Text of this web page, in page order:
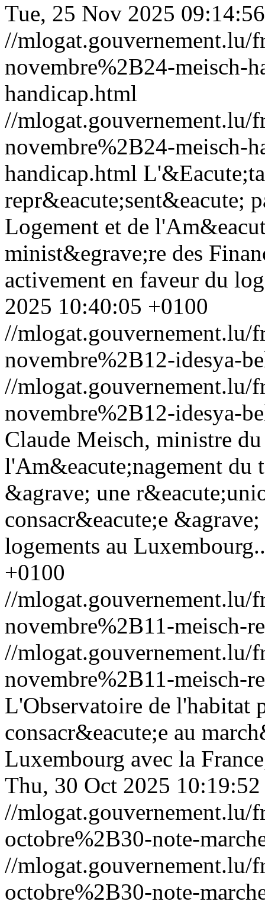
Tue, 25 Nov 2025
//mlogat.gouvernement.lu/
novembre%2B24-meisch-
handicap.html
//mlogat.gouvernement.lu/
novembre%2B24-meisch-
handicap.html
repr&eacute;sent&eacute;
Logement et de
minist&egrave;re des
activement en faveur du
2025 10:40:05 +0100
//mlogat.gouvernement.lu/
novembre%2B12-idesya-
//mlogat.gouvernement.lu/
novembre%2B12-idesya-
Claude Meisch, ministre
l'Am&eacute;nagement du
&agrave; une
consacr&eacute;e
logements au
+0100
//mlogat.gouvernement.lu/
novembre%2B11-meisch-
//mlogat.gouvernement.lu/
novembre%2B11-meisch-
L'Observatoire de l'habitat
consacr&eacute;e au
Luxembourg avec la
Thu, 30 Oct 2025
//mlogat.gouvernement.lu/
octobre%2B30-note-
//mlogat.gouvernement.lu/
octobre%2B30-note-